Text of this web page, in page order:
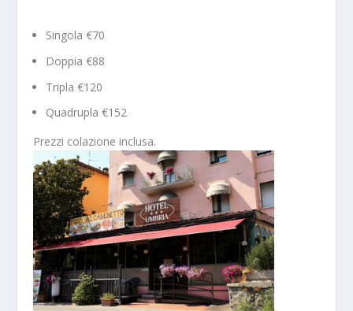
Singola €70
Doppia €88
Tripla €120
Quadrupla €152
Prezzi colazione inclusa.